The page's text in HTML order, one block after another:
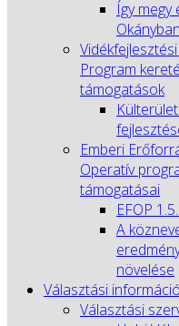
Így megy
Program
támogatások
Emberi
Operatív
támogatásai
EFOP
A
növelése
Választási
Választási